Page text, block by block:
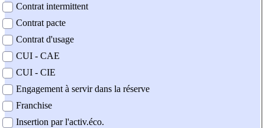
Contrat intermittent
Contrat pacte
Contrat d'usage
CUI - CAE
CUI - CIE
Engagement à servir dans la réserve
Franchise
Insertion par l'activ.éco.